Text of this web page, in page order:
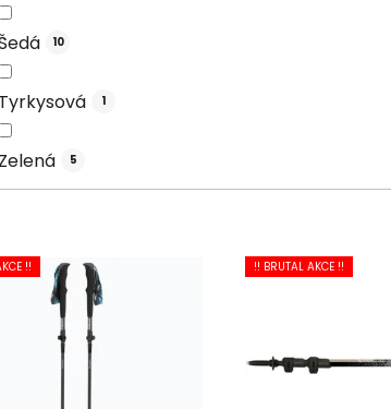
10
1
5
!! !! BRUTAL AKCE !!